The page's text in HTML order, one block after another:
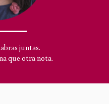
juntas.
que otra nota.